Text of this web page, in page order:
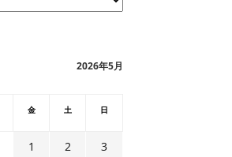
2026年5月
金 土 日
1 2
3